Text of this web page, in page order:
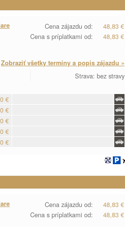
Cena zájazdu od:
48,83 €
Cena s príplatkami od:
48,83 €
Zobraziť všetky termíny a popis zájazdu »
Strava: bez stravy
€
€
€
€
€
Cena zájazdu od:
48,83 €
Cena s príplatkami od:
48,83 €